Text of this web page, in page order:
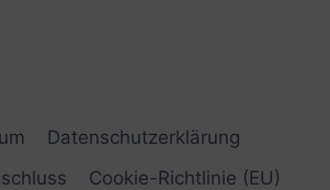
Datenschutzerklärung
Cookie-Richtlinie (EU)